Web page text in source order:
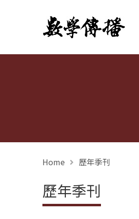
數學傳播
Home 歷年季刊
歷年季刊